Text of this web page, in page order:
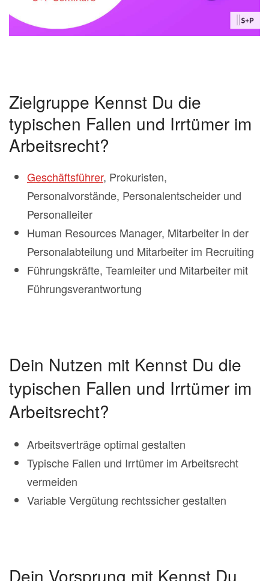
Zielgruppe Kennst Du die
typischen Fallen und Irrtümer im
Arbeitsrecht?
Geschäftsführer, Prokuristen,
Personalvorstände, Personalentscheider und
Personalleiter
Human Resources Manager, Mitarbeiter in der
Personalabteilung und Mitarbeiter im Recruiting
Führungskräfte, Teamleiter und Mitarbeiter mit
Führungsverantwortung
Dein Nutzen mit Kennst Du die
typischen Fallen und Irrtümer im
Arbeitsrecht?
Arbeitsverträge optimal gestalten
Typische Fallen und Irrtümer im Arbeitsrecht
vermeiden
Variable Vergütung rechtssicher gestalten
Dein Vorsprung mit Kennst Du